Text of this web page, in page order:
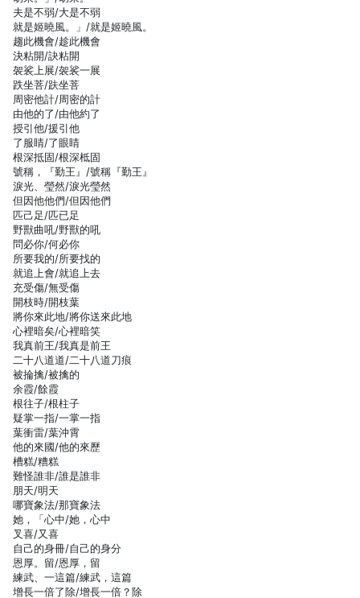
夫是不弱/大是不弱
就是姬曉風。」/就是姬曉風。
趨此機會/趁此機會
決粘開/訣粘開
袈裟上展/袈裟一展
跌坐菩/趺坐菩
周密他計/周密的計
由他的了/由他約了
授引他/援引他
了服睛/了眼睛
根深抵固/根深柢固
號稱，『勤王』/號稱『勤王』
淚光、瑩然/淚光瑩然
但因他他們/但因他們
匹己足/匹已足
野獸曲吼/野獸的吼
問必你/何必你
所要我的/所要找的
就追上會/就追上去
充受傷/無受傷
開枝時/開枝葉
將你來此地/將你送來此地
心裡暗矣/心裡暗笑
我真前王/我真是前王
二十八道道/二十八道刀痕
被掄擒/被擒的
余霞/餘霞
根往子/根柱子
疑掌一指/一掌一指
葉衝雷/葉沖霄
他的來國/他的來歷
槽糕/糟糕
難怪誰非/誰是誰非
朋天/明天
哪寶象法/那寶象法
她，「心中/她，心中
叉喜/又喜
自己的身冊/自己的身分
恩厚。留/恩厚，留
練武、一這篇/練武，這篇
增長一倍了除/增長一倍？除